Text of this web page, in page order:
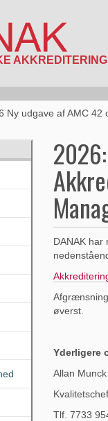
Ny udgave af AMC 42
DANAK har
øverst.
Yderligere
Allan Munck
Tlf. 7733